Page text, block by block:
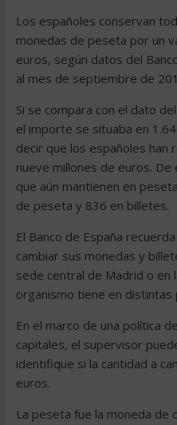
Los españoles conservan
monedas de peseta por un
euros, según datos del
al mes de septiembre de
Si se compara con el dato
el importe se situaba en
decir que los españoles han
nueve millones de euros.
que aún mantienen en
de peseta y 836 en billetes.
El Banco de España
cambiar sus monedas y
sede central de Madrid o en
organismo tiene en distintas
En el marco de una política
capitales, el supervisor
identifique si la cantidad a
euros.
La peseta fue la moneda de